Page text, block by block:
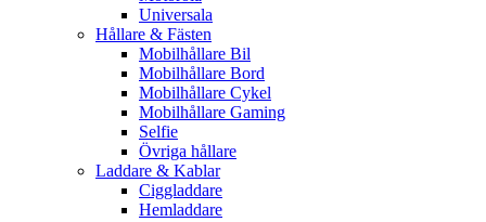
Universala
Hållare & Fästen
Mobilhållare Bil
Mobilhållare Bord
Mobilhållare Cykel
Mobilhållare Gaming
Selfie
Övriga hållare
Laddare & Kablar
Ciggladdare
Hemladdare